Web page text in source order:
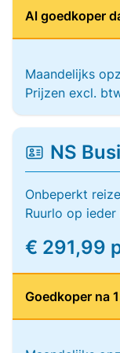
Al goedkoper
Maandelijks
Prijzen excl.
NS
Onbeperkt
Ruurlo op
€ 291,99
Goedkoper na